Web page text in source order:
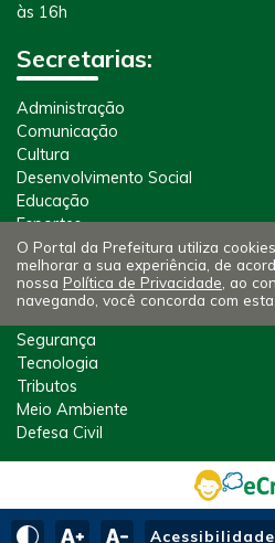
Acessibilidade
às 16h
Secretarias:
Administração
Comunicação
Cultura
Desenvolvimento Social
Educação
Esportes
Gabinete
Jurídico
Obras
Segurança
Tecnologia
Tributos
Meio Ambiente
Defesa Civil
O Portal da Prefeitura utiliza
melhorar a sua experiência, de
nossa Política de Privacidade , ao
navegando, você concorda com